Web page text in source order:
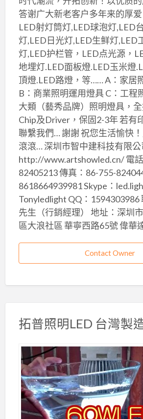
答谢广大新老客户多年来的厚爱
LED射灯筒灯,LED球泡灯,LED
灯,LED日光灯,LED生鲜灯,LED
灯,LED护栏管，LED点光源，
地埋灯.LED面板燈.LED玉米燈
頂燈.LED路燈，等…… A：家居
B：商業照明運用燈具 C：工程
大類（藝秀品牌）照明燈具，
Chip及Driver，保固2-3年 若有
聯繫我們… 謝謝 祝您生活愉快
滾滾… 深圳市智中建科技有限公
http://www.artshowled.cn/ 電
82405213 傳真：86-755-
8618664939981 Skype：
Tonyledlight QQ：1594303986
先生（行銷經理） 地址：深圳
區大浪社區 華寧西路65號 偉華
Contact Owner
拓普照明LED 台灣製